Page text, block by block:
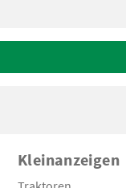
Kleinanzeigen